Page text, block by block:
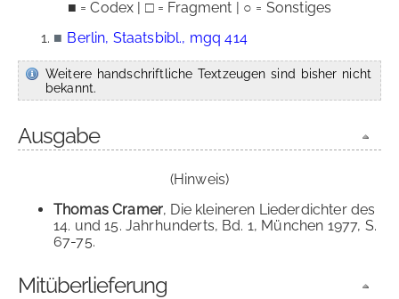
■ = Codex | □ = Fragment | ○ = Sonstiges
■ Berlin, Staatsbibl., mgq 414
Weitere handschriftliche Textzeugen sind bisher nicht
bekannt.
Ausgabe
(Hinweis)
Thomas Cramer, Die kleineren Liederdichter des
14. und 15. Jahrhunderts, Bd. 1, München 1977, S.
67-75.
Mitüberlieferung